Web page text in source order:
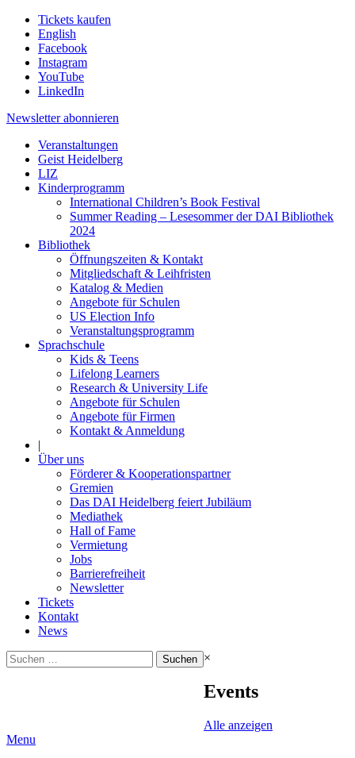
Tickets kaufen
English
Facebook
Instagram
YouTube
LinkedIn
Newsletter abonnieren
Veranstaltungen
Geist Heidelberg
LIZ
Kinderprogramm
International Children’s Book Festival
Summer Reading – Lesesommer der DAI Bibliothek
2024
Bibliothek
Öffnungszeiten & Kontakt
Mitgliedschaft & Leihfristen
Katalog & Medien
Angebote für Schulen
US Election Info
Veranstaltungsprogramm
Sprachschule
Kids & Teens
Lifelong Learners
Research & University Life
Angebote für Schulen
Angebote für Firmen
Kontakt & Anmeldung
|
Über uns
Förderer & Kooperationspartner
Gremien
Das DAI Heidelberg feiert Jubiläum
Mediathek
Hall of Fame
Vermietung
Jobs
Barrierefreiheit
Newsletter
Tickets
Kontakt
News
Suchen
nach:
×
Events
Alle anzeigen
Menu